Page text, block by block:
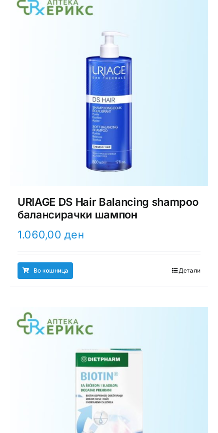
URIAGE DS Hair Balancing shampoo
балансирачки шампон
1.060,00ден
Во кошница Детали